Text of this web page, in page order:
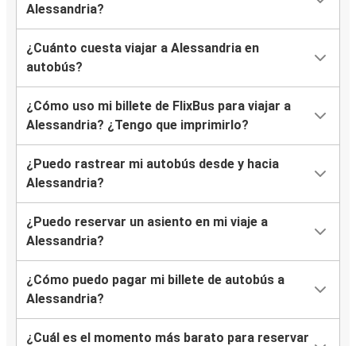
Alessandria?
¿Cuánto cuesta viajar a Alessandria en
autobús?
¿Cómo uso mi billete de FlixBus para viajar a
Alessandria? ¿Tengo que imprimirlo?
¿Puedo rastrear mi autobús desde y hacia
Alessandria?
¿Puedo reservar un asiento en mi viaje a
Alessandria?
¿Cómo puedo pagar mi billete de autobús a
Alessandria?
¿Cuál es el momento más barato para reservar